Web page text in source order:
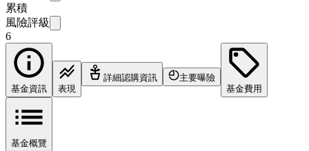
累積
風險評級
6
基金資訊 表現
詳細認購資訊
主要曝險
基金費用
基金概覽